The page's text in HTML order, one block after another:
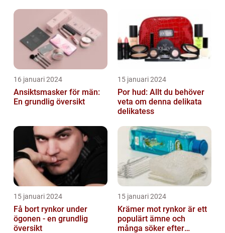
näring åt hud...
16 januari 2024
Ansiktsmasker för män:
En grundlig översikt
15 januari 2024
Por hud: Allt du behöver
veta om denna delikata
delikatess
15 januari 2024
Få bort rynkor under
ögonen - en grundlig
översikt
15 januari 2024
Krämer mot rynkor är ett
populärt ämne och
många söker efter